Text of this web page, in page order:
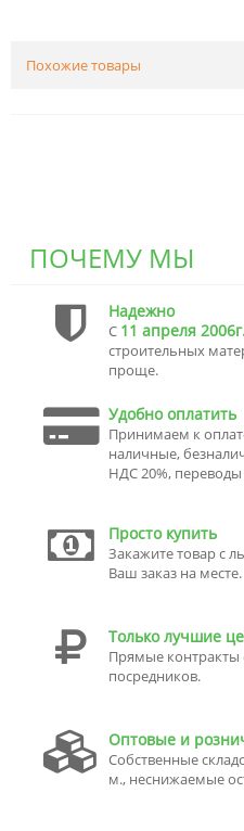
Похожие товары
ПОЧЕМУ МЫ
Надежно
С 11 апреля
строительных
проще.
Удобно оплатить
Принимаем к
наличные,
НДС 20%,
Просто купить
Закажите товар с
Ваш заказ на месте.
Только лучшие
Прямые контракты
посредников.
Оптовые и
Собственные
м., неснижаемые